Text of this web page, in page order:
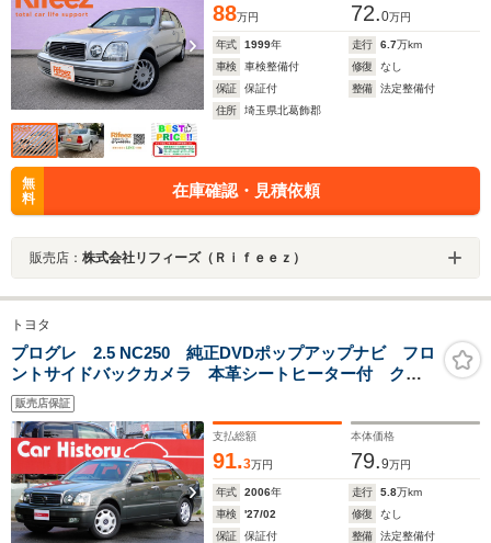
88万円 72.0万円
年式 1999年 走行 6.7万km
車検
車検整備付 修復
なし
保証
保証付 整備
法定整備付
住所
埼玉県北葛飾郡
無
料
在庫確認・見積依頼
販売店： 株式会社リフィーズ（Ｒｉｆｅｅｚ）
トヨタ
プログレ 2.5 NC250 純正DVDポップアップナビ フロ
ントサイドバックカメラ 本革シートヒーター付 クル
ーズコントロール
販売店保証
支払総額
91.3万円
本体価格
79.9万円
年式 2006年 走行 5.8万km
車検
'27/02 修復
なし
保証
保証付 整備
法定整備付